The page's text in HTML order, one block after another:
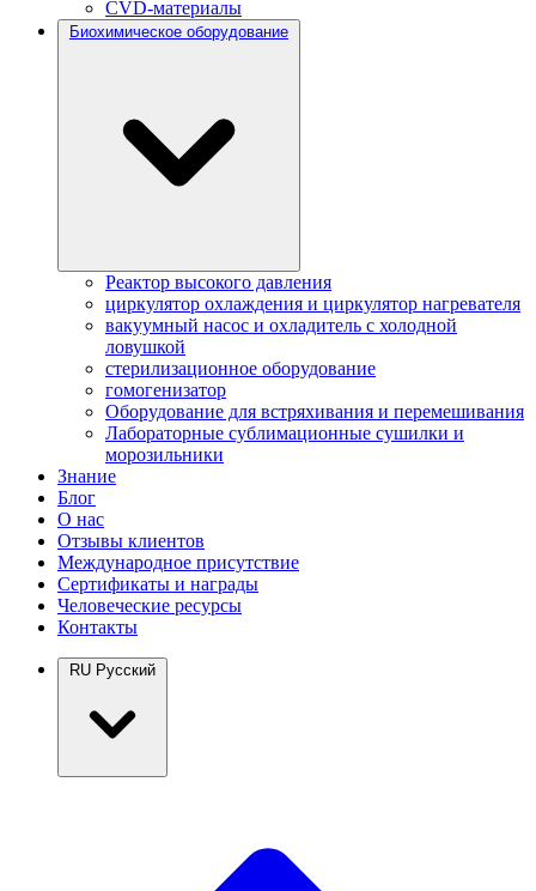
CVD-материалы
Биохимическое оборудование
Реактор высокого давления
циркулятор охлаждения и циркулятор нагревателя
вакуумный насос и охладитель с холодной
ловушкой
стерилизационное оборудование
гомогенизатор
Оборудование для встряхивания и перемешивания
Лабораторные сублимационные сушилки и
морозильники
Знание
Блог
О нас
Отзывы клиентов
Международное присутствие
Сертификаты и награды
Человеческие ресурсы
Контакты
RU Русский